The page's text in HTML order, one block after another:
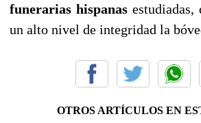
funerarias hispanas estudiadas,
un alto nivel de integridad la
OTROS ARTÍCULOS EN